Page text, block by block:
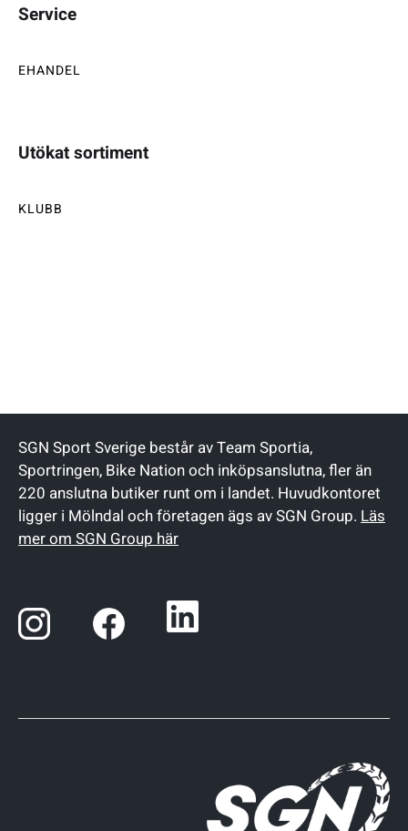
Service
EHANDEL
Utökat sortiment
KLUBB
SGN Sport Sverige består av Team Sportia,
Sportringen, Bike Nation och inköpsanslutna, fler än
220 anslutna butiker runt om i landet. Huvudkontoret
ligger i Mölndal och företagen ägs av SGN Group. Läs
mer om SGN Group här